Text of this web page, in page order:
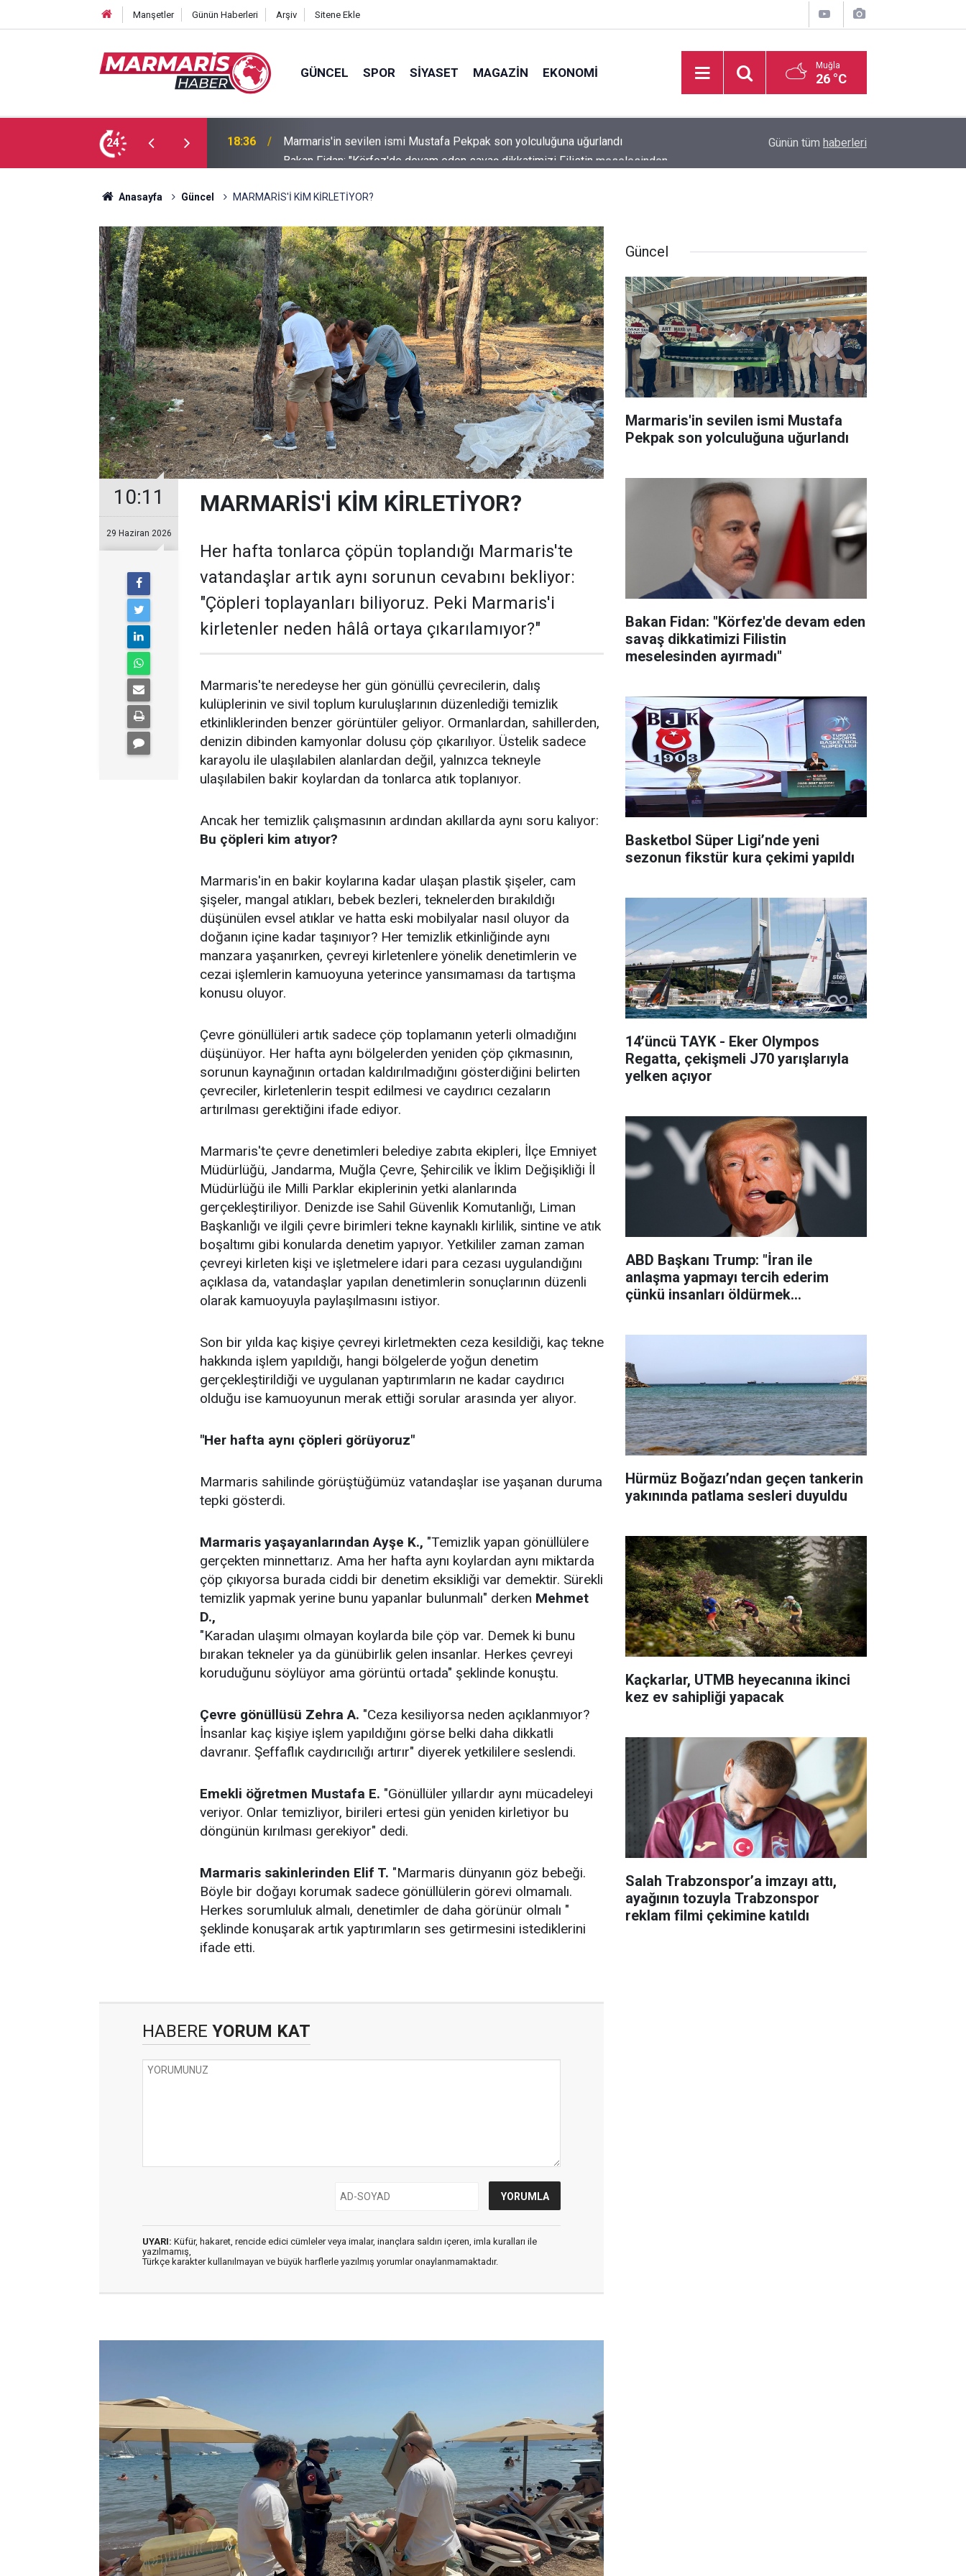
Manşetler Günün Haberleri Arşiv Sitene Ekle
GÜNCEL SPOR SIYASET MAGAZIN EKONOMI Muğla
26 °C
24
son yolculuğuna uğurlandı 16:35
Bakan Fidan: "Körfez'de devam eden savaş dikkatimizi Filistin meselesinden
Basketbol Süper Ligi’nde yeni sezonun fikstür
Günün tüm haberleri
Anasayfa Güncel MARMARİS'İ KİM KİRLETİYOR?
10:11
29 Haziran 2026
MARMARİS'İ KİM KİRLETİYOR?
Her hafta tonlarca çöpün toplandığı Marmaris'te
vatandaşlar artık aynı sorunun cevabını bekliyor:
"Çöpleri toplayanları biliyoruz. Peki Marmaris'i
kirletenler neden hâlâ ortaya çıkarılamıyor?"
Marmaris'te neredeyse her gün gönüllü çevrecilerin, dalış
kulüplerinin ve sivil toplum kuruluşlarının düzenlediği temizlik
etkinliklerinden benzer görüntüler geliyor. Ormanlardan, sahillerden,
denizin dibinden kamyonlar dolusu çöp çıkarılıyor. Üstelik sadece
karayolu ile ulaşılabilen alanlardan değil, yalnızca tekneyle
ulaşılabilen bakir koylardan da tonlarca atık toplanıyor.
Ancak her temizlik çalışmasının ardından akıllarda aynı soru kalıyor:
Bu çöpleri kim atıyor?
Marmaris'in en bakir koylarına kadar ulaşan plastik şişeler, cam
şişeler, mangal atıkları, bebek bezleri, teknelerden bırakıldığı
düşünülen evsel atıklar ve hatta eski mobilyalar nasıl oluyor da
doğanın içine kadar taşınıyor? Her temizlik etkinliğinde aynı
manzara yaşanırken, çevreyi kirletenlere yönelik denetimlerin ve
cezai işlemlerin kamuoyuna yeterince yansımaması da tartışma
konusu oluyor.
Çevre gönüllüleri artık sadece çöp toplamanın yeterli olmadığını
düşünüyor. Her hafta aynı bölgelerden yeniden çöp çıkmasının,
sorunun kaynağının ortadan kaldırılmadığını gösterdiğini belirten
çevreciler, kirletenlerin tespit edilmesi ve caydırıcı cezaların
artırılması gerektiğini ifade ediyor.
Marmaris'te çevre denetimleri belediye zabıta ekipleri, İlçe Emniyet
Müdürlüğü, Jandarma, Muğla Çevre, Şehircilik ve İklim Değişikliği İl
Müdürlüğü ile Milli Parklar ekiplerinin yetki alanlarında
gerçekleştiriliyor. Denizde ise Sahil Güvenlik Komutanlığı, Liman
Başkanlığı ve ilgili çevre birimleri tekne kaynaklı kirlilik, sintine ve atık
boşaltımı gibi konularda denetim yapıyor. Yetkililer zaman zaman
çevreyi kirleten kişi ve işletmelere idari para cezası uygulandığını
açıklasa da, vatandaşlar yapılan denetimlerin sonuçlarının düzenli
olarak kamuoyuyla paylaşılmasını istiyor.
Son bir yılda kaç kişiye çevreyi kirletmekten ceza kesildiği, kaç tekne
hakkında işlem yapıldığı, hangi bölgelerde yoğun denetim
gerçekleştirildiği ve uygulanan yaptırımların ne kadar caydırıcı
olduğu ise kamuoyunun merak ettiği sorular arasında yer alıyor.
"Her hafta aynı çöpleri görüyoruz"
Marmaris sahilinde görüştüğümüz vatandaşlar ise yaşanan duruma
tepki gösterdi.
Marmaris yaşayanlarından Ayşe K., "Temizlik yapan gönüllülere
gerçekten minnettarız. Ama her hafta aynı koylardan aynı miktarda
çöp çıkıyorsa burada ciddi bir denetim eksikliği var demektir. Sürekli
temizlik yapmak yerine bunu yapanlar bulunmalı" derken Mehmet
D.,
"Karadan ulaşımı olmayan koylarda bile çöp var. Demek ki bunu
bırakan tekneler ya da günübirlik gelen insanlar. Herkes çevreyi
koruduğunu söylüyor ama görüntü ortada" şeklinde konuştu.
Çevre gönüllüsü Zehra A. "Ceza kesiliyorsa neden açıklanmıyor?
İnsanlar kaç kişiye işlem yapıldığını görse belki daha dikkatli
davranır. Şeffaflık caydırıcılığı artırır" diyerek yetkililere seslendi.
Emekli öğretmen Mustafa E. "Gönüllüler yıllardır aynı mücadeleyi
veriyor. Onlar temizliyor, birileri ertesi gün yeniden kirletiyor bu
döngünün kırılması gerekiyor" dedi.
Marmaris sakinlerinden Elif T. "Marmaris dünyanın göz bebeği.
Böyle bir doğayı korumak sadece gönüllülerin görevi olmamalı.
Herkes sorumluluk almalı, denetimler de daha görünür olmalı "
şeklinde konuşarak artık yaptırımların ses getirmesini istediklerini
ifade etti.
HABERE YORUM KAT
UYARI: Küfür, hakaret, rencide edici cümleler veya imalar, inançlara saldırı içeren, imla kuralları ile
yazılmamış,
Türkçe karakter kullanılmayan ve büyük harflerle yazılmış yorumlar onaylanmamaktadır.
Güncel
Marmaris'in sevilen ismi Mustafa
Pekpak son yolculuğuna uğurlandı
Bakan Fidan: "Körfez'de devam eden
savaş dikkatimizi Filistin
meselesinden ayırmadı"
Basketbol Süper Ligi’nde yeni
sezonun fikstür kura çekimi yapıldı
14’üncü TAYK - Eker Olympos
Regatta, çekişmeli J70 yarışlarıyla
yelken açıyor
ABD Başkanı Trump: "İran ile
anlaşma yapmayı tercih ederim
çünkü insanları öldürmek
Hürmüz Boğazı’ndan geçen tankerin
yakınında patlama sesleri duyuldu
Kaçkarlar, UTMB heyecanına ikinci
kez ev sahipliği yapacak
Salah Trabzonspor’a imzayı attı,
ayağının tozuyla Trabzonspor
reklam filmi çekimine katıldı